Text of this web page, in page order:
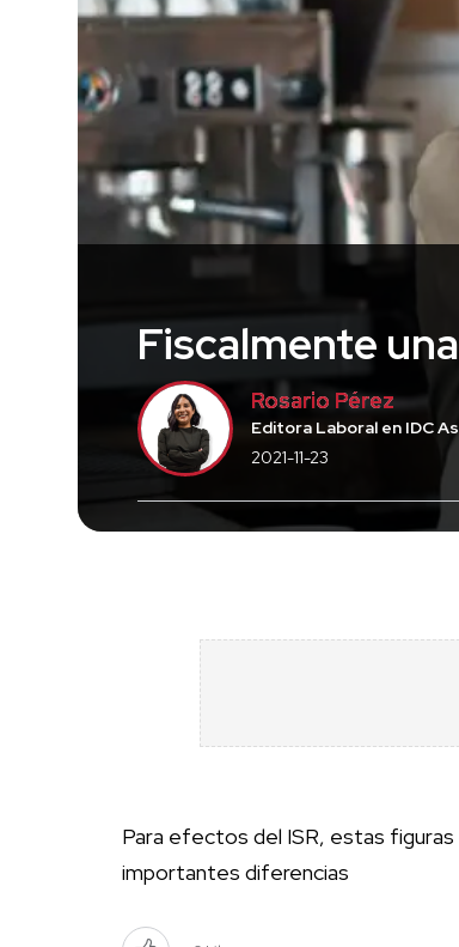
Fiscalmente
Rosario Pérez
Editora Laboral en IDC
2021-11-23
Para efectos del ISR, estas
importantes diferencias